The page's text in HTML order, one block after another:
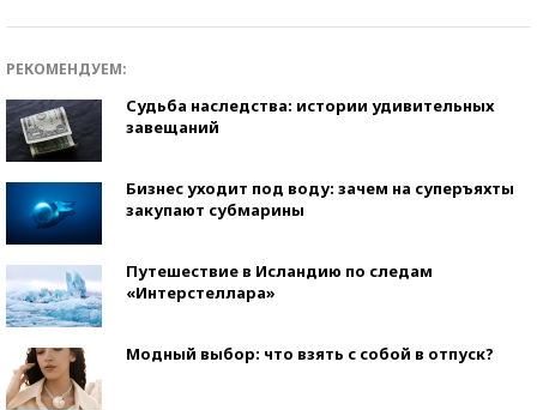
РЕКОМЕНДУЕМ:
Судьба наследства: истории удивительных
завещаний
Бизнес уходит под воду: зачем на суперъяхты
закупают субмарины
Путешествие в Исландию по следам
«Интерстеллара»
Модный выбор: что взять с собой в отпуск?